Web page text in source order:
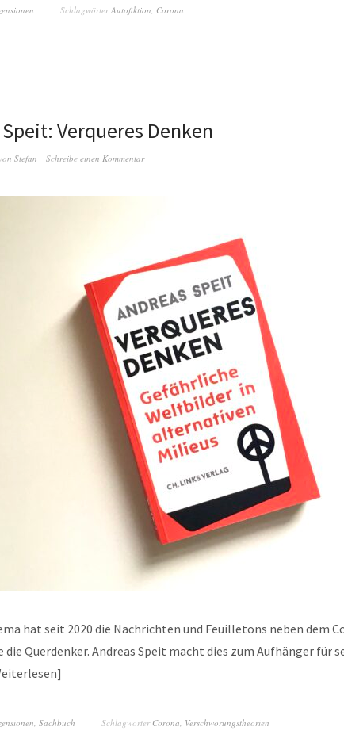
SchlagwörterAutofiktion Corona
Verqueres Denken
von Stefan Schreibe einen Kommentar
hat seit 2020 die Nachrichten und Feuilletons neben dem
Querdenker. Andreas Speit macht dies zum Aufhänger für
Sachbuch Schlagwörter Corona Verschwörungstheorien